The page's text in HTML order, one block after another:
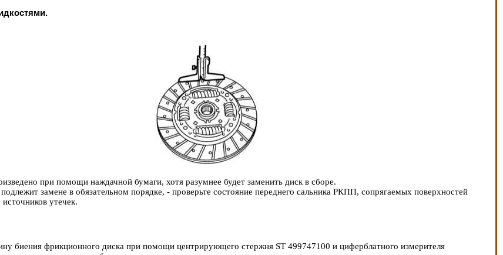
при помощи наждачной бумаги, хотя разумнее будет заменить диск в сборе.
замене в обязательном порядке, - проверьте состояние переднего сальника РКПП, сопрягаемых поверхностей
утечек.
биения фрикционного диска при помощи центрирующего стержня ST 499747100 и циферблатного измерителя